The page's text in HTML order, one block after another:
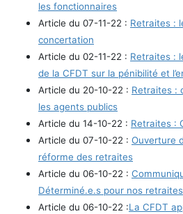
les fonctionnaires
Article du 07-11-22 : Retraites :
concertation
Article du 02-11-22 : Retraites :
de la CFDT sur la pénibilité et
Article du 20-10-22 : Retraites :
les agents publics
Article du 14-10-22 : Retraites :
Article du 07-10-22 : Ouverture
réforme des retraites
Article du 06-10-22 :
Déterminé.e.s pour nos retraites
Article du 06-10-22 :La CFDT